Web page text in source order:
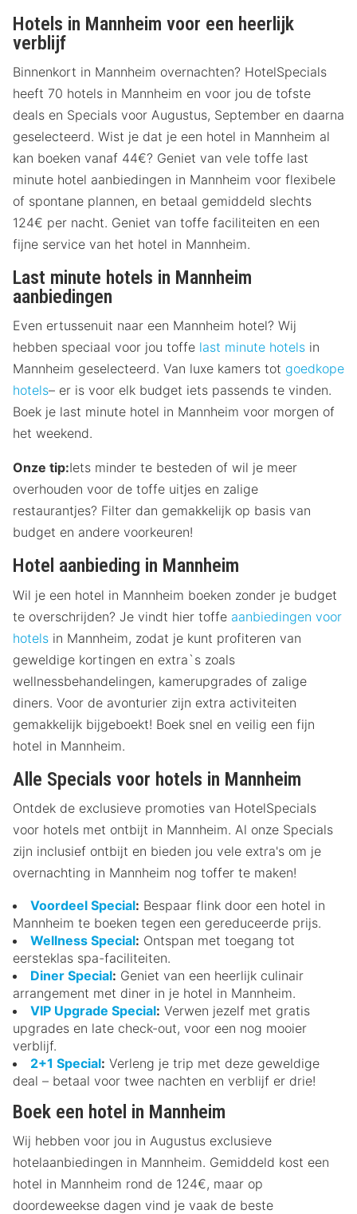
Hotels in Mannheim voor een heerlijk
verblijf
Binnenkort in Mannheim overnachten? HotelSpecials
heeft 70 hotels in Mannheim en voor jou de tofste
deals en Specials voor Augustus, September en daarna
geselecteerd. Wist je dat je een hotel in Mannheim al
kan boeken vanaf 44€? Geniet van vele toffe last
minute hotel aanbiedingen in Mannheim voor flexibele
of spontane plannen, en betaal gemiddeld slechts
124€ per nacht. Geniet van toffe faciliteiten en een
fijne service van het hotel in Mannheim.
Last minute hotels in Mannheim
aanbiedingen
Even ertussenuit naar een Mannheim hotel? Wij
hebben speciaal voor jou toffe last minute hotels in
Mannheim geselecteerd. Van luxe kamers tot goedkope
hotels– er is voor elk budget iets passends te vinden.
Boek je last minute hotel in Mannheim voor morgen of
het weekend.
Onze tip:Iets minder te besteden of wil je meer
overhouden voor de toffe uitjes en zalige
restaurantjes? Filter dan gemakkelijk op basis van
budget en andere voorkeuren!
Hotel aanbieding in Mannheim
Wil je een hotel in Mannheim boeken zonder je budget
te overschrijden? Je vindt hier toffe aanbiedingen voor
hotels in Mannheim, zodat je kunt profiteren van
geweldige kortingen en extra`s zoals
wellnessbehandelingen, kamerupgrades of zalige
diners. Voor de avonturier zijn extra activiteiten
gemakkelijk bijgeboekt! Boek snel en veilig een fijn
hotel in Mannheim.
Alle Specials voor hotels in Mannheim
Ontdek de exclusieve promoties van HotelSpecials
voor hotels met ontbijt in Mannheim. Al onze Specials
zijn inclusief ontbijt en bieden jou vele extra's om je
overnachting in Mannheim nog toffer te maken!
Voordeel Special: Bespaar flink door een hotel in
Mannheim te boeken tegen een gereduceerde prijs.
Wellness Special: Ontspan met toegang tot
eersteklas spa-faciliteiten.
Diner Special: Geniet van een heerlijk culinair
arrangement met diner in je hotel in Mannheim.
VIP Upgrade Special: Verwen jezelf met gratis
upgrades en late check-out, voor een nog mooier
verblijf.
2+1 Special: Verleng je trip met deze geweldige
deal – betaal voor twee nachten en verblijf er drie!
Boek een hotel in Mannheim
Wij hebben voor jou in Augustus exclusieve
hotelaanbiedingen in Mannheim. Gemiddeld kost een
hotel in Mannheim rond de 124€, maar op
doordeweekse dagen vind je vaak de beste